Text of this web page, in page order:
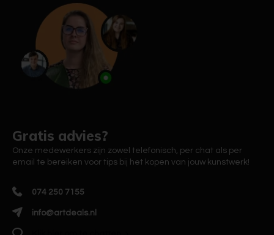
Gratis advies?
Onze medewerkers zijn zowel telefonisch, per chat als per
email te bereiken voor tips bij het kopen van jouw kunstwerk!
074 250 7155
info@artdeals.nl